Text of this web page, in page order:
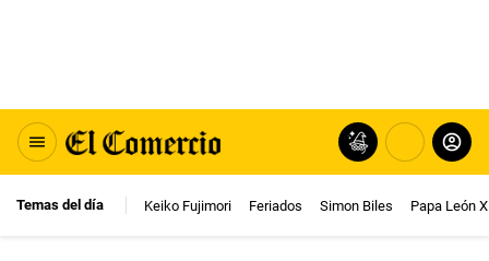
Temas del día Keiko Fujimori Feriados Simon Biles Papa León